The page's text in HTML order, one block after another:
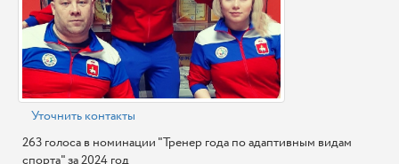
Уточнить контакты
263 голоса в номинации "Тренер года по адаптивным видам